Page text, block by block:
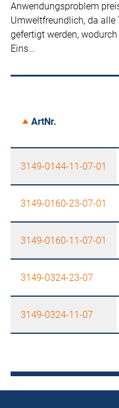
Anwendungsproblem
Umweltfreundlich, da alle
gefertigt werden,
Eins…
ArtNr.
3149-0144-11-07-01
3149-0160-23-07-01
3149-0160-11-07-01
3149-0324-23-07
3149-0324-11-07